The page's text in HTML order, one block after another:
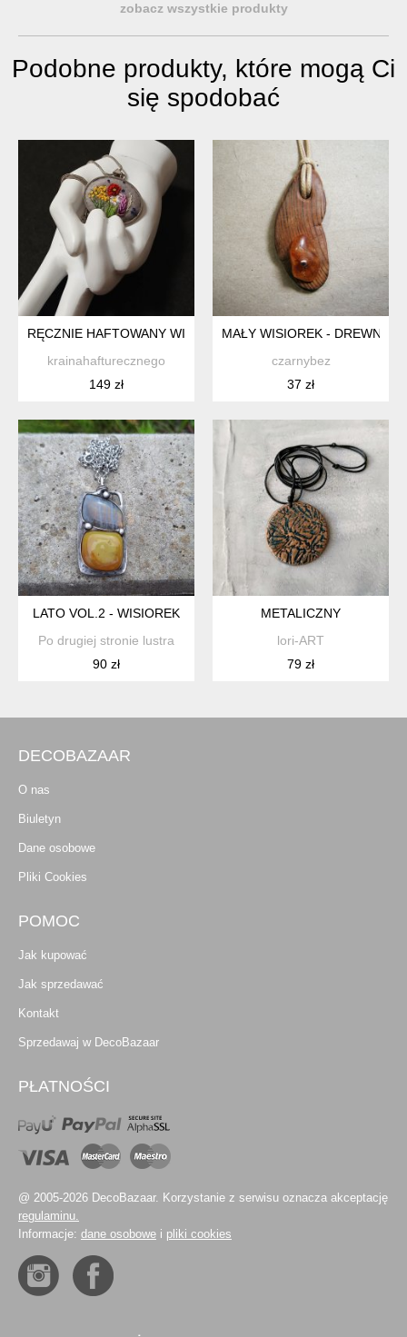
zobacz wszystkie produkty
Podobne produkty, które mogą Ci
się spodobać
RĘCZNIE HAFTOWANY WISIOR DLA DAKOTY
krainahafturecznego
149 zł
MAŁY WISIOREK - DREWNO
czarnybez
37 zł
LATO VOL.2 - WISIOREK
Po drugiej stronie lustra
90 zł
METALICZNY
lori-ART
79 zł
DECOBAZAAR
O nas
Biuletyn
Dane osobowe
Pliki Cookies
POMOC
Jak kupować
Jak sprzedawać
Kontakt
Sprzedawaj w DecoBazaar
PŁATNOŚCI
@ 2005-2026 DecoBazaar. Korzystanie z serwisu oznacza akceptację
regulaminu.
Informacje: dane osobowe i pliki cookies